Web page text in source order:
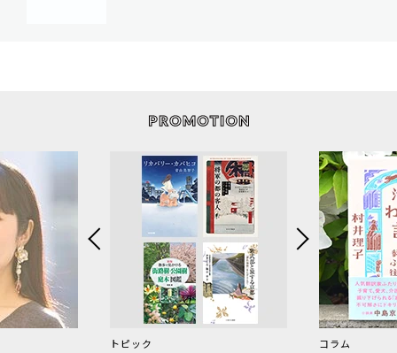
トピック コラム